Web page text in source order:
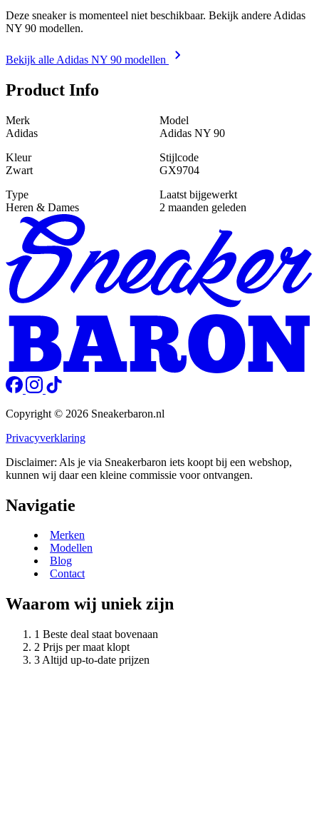
Deze sneaker is momenteel niet beschikbaar. Bekijk andere Adidas
NY 90 modellen.
Bekijk alle Adidas NY 90 modellen
Product Info
Merk
Adidas
Model
Adidas NY 90
Kleur
Zwart
Stijlcode
GX9704
Type
Heren & Dames
Laatst bijgewerkt
2 maanden geleden
Copyright © 2026 Sneakerbaron.nl
Privacyverklaring
Disclaimer: Als je via Sneakerbaron iets koopt bij een webshop,
kunnen wij daar een kleine commissie voor ontvangen.
Navigatie
Merken
Modellen
Blog
Contact
Waarom wij uniek zijn
Beste deal staat bovenaan
Prijs per maat klopt
Altijd up-to-date prijzen